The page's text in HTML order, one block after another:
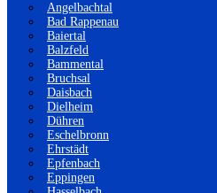
Angelbachtal
Bad Rappenau
Baiertal
Balzfeld
Bammental
Bruchsal
Daisbach
Dielheim
Dühren
Eschelbronn
Ehrstädt
Epfenbach
Eppingen